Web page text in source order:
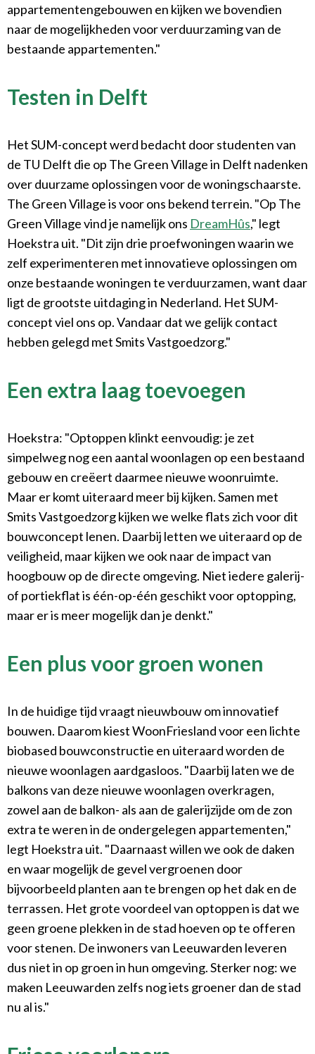
appartementengebouwen en kijken we bovendien
naar de mogelijkheden voor verduurzaming van de
bestaande appartementen."
Testen in Delft
Het SUM-concept werd bedacht door studenten van
de TU Delft die op The Green Village in Delft nadenken
over duurzame oplossingen voor de woningschaarste.
The Green Village is voor ons bekend terrein. "Op The
Green Village vind je namelijk ons DreamHûs," legt
Hoekstra uit. "Dit zijn drie proefwoningen waarin we
zelf experimenteren met innovatieve oplossingen om
onze bestaande woningen te verduurzamen, want daar
ligt de grootste uitdaging in Nederland. Het SUM-
concept viel ons op. Vandaar dat we gelijk contact
hebben gelegd met Smits Vastgoedzorg."
Een extra laag toevoegen
Hoekstra: "Optoppen klinkt eenvoudig: je zet
simpelweg nog een aantal woonlagen op een bestaand
gebouw en creëert daarmee nieuwe woonruimte.
Maar er komt uiteraard meer bij kijken. Samen met
Smits Vastgoedzorg kijken we welke flats zich voor dit
bouwconcept lenen. Daarbij letten we uiteraard op de
veiligheid, maar kijken we ook naar de impact van
hoogbouw op de directe omgeving. Niet iedere galerij-
of portiekflat is één-op-één geschikt voor optopping,
maar er is meer mogelijk dan je denkt."
Een plus voor groen wonen
In de huidige tijd vraagt nieuwbouw om innovatief
bouwen. Daarom kiest WoonFriesland voor een lichte
biobased bouwconstructie en uiteraard worden de
nieuwe woonlagen aardgasloos. "Daarbij laten we de
balkons van deze nieuwe woonlagen overkragen,
zowel aan de balkon- als aan de galerijzijde om de zon
extra te weren in de ondergelegen appartementen,"
legt Hoekstra uit. "Daarnaast willen we ook de daken
en waar mogelijk de gevel vergroenen door
bijvoorbeeld planten aan te brengen op het dak en de
terrassen. Het grote voordeel van optoppen is dat we
geen groene plekken in de stad hoeven op te offeren
voor stenen. De inwoners van Leeuwarden leveren
dus niet in op groen in hun omgeving. Sterker nog: we
maken Leeuwarden zelfs nog iets groener dan de stad
nu al is."